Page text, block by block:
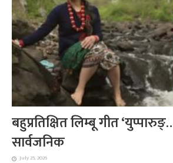
बहुप्रतिक्षित लिम्बू गीत
सार्वजनिक
July 25, 2026